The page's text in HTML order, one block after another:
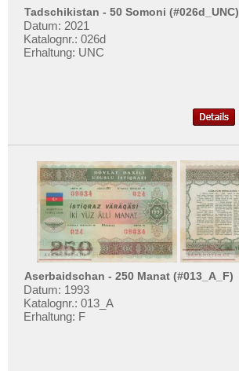
Timor
Turkmenistan
Usbekistan
Tadschikistan - 50 Somoni (#026d_UNC)
Datum: 2021
Katalognr.: 026d
Erhaltung: UNC
Aserbaidschan - 250 Manat (#013_A_F)
Datum: 1993
Katalognr.: 013_A
Erhaltung: F